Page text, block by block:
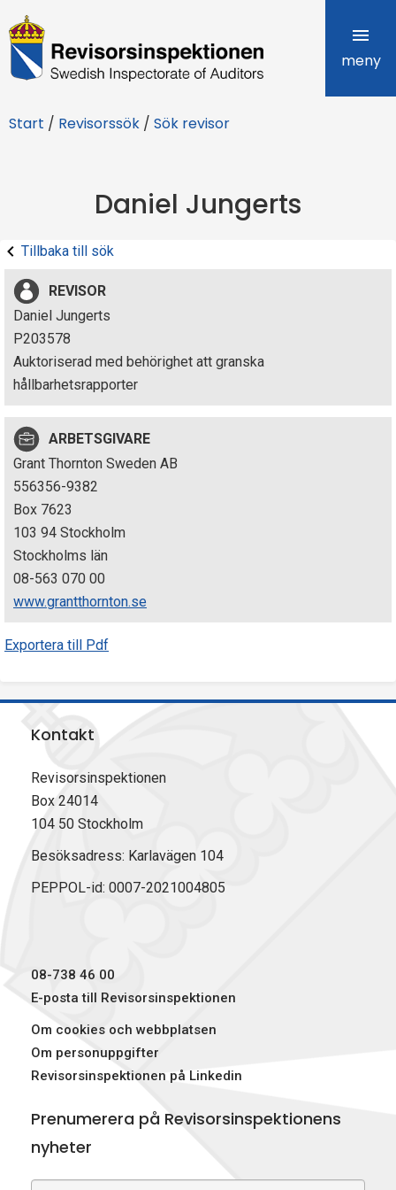
R
e
i
r
s
i
n
s
p
e
k
t
i
o
n
n
meny
Start / Revisorssök / Sök revisor
Daniel Jungerts
Tillbaka till sök
REVISOR
Daniel Jungerts
P203578
Auktoriserad med behörighet att granska
hållbarhetsrapporter
ARBETSGIVARE
Grant Thornton Sweden AB
556356-9382
Box 7623
103 94 Stockholm
Stockholms län
08-563 070 00
www.grantthornton.se
Exportera till Pdf
Kontakt
Revisorsinspektionen
Box 24014
104 50 Stockholm
Besöksadress: Karlavägen 104
PEPPOL-id: 0007-2021004805
08-738 46 00
E-posta till Revisorsinspektionen
Om cookies och webbplatsen
Om personuppgifter
Revisorsinspektionen på Linkedin
Prenumerera på Revisorsinspektionens
nyheter